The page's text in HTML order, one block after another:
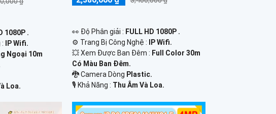
1080P .
IP Wifi.
Ngoại 10m
Loa.
️👀 Độ Phân giải : FULL HD 1080P .
⚙ Trang Bị Công Nghệ :
IP Wifi.
💥 Xem Được Ban Đêm : Full Color 30m
Có Màu Ban Ðêm.
🐉️ Camera Dòng Plastic.
️🎙 Khả Năng : Thu Âm Và Loa.